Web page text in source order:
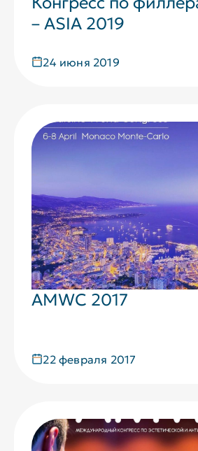
– ASIA 2019
24 июня 2019
AMWC 2017
22 февраля 2017